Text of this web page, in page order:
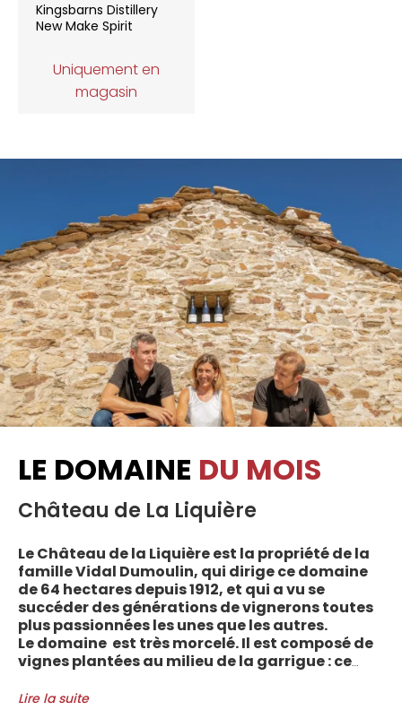
Kingsbarns Distillery
New Make Spirit
Uniquement en
magasin
LE DOMAINE DU MOIS
Château de La Liquière
Le Château de la Liquière est la propriété de la
famille Vidal Dumoulin, qui dirige ce domaine
de 64 hectares depuis 1912, et qui a vu se
succéder des générations de vignerons toutes
plus passionnées les unes que les autres.
Le domaine est très morcelé. Il est composé de
vignes plantées au milieu de la garrigue : ce
entre les villages d’Autignac, Caussiniojouls,
Lire la suite